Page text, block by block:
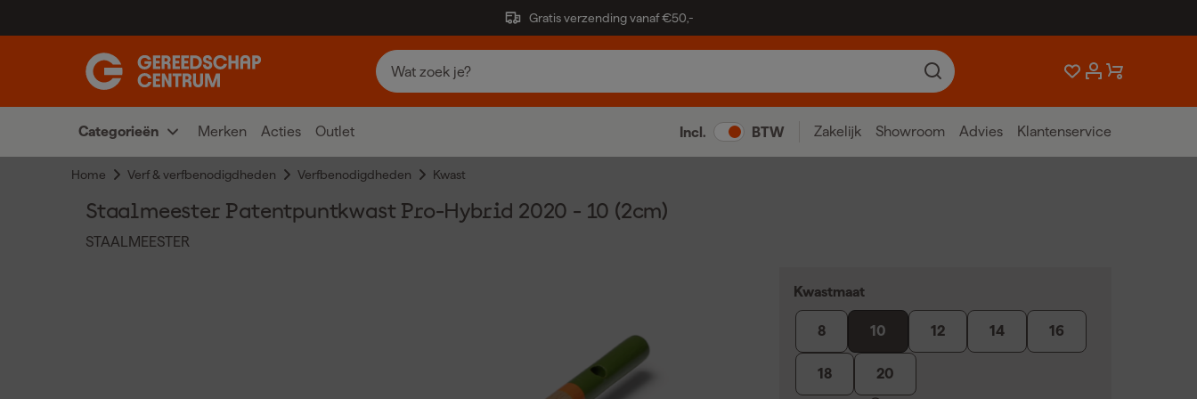
Gratis verzending vanaf €50,-
Categorieën Merken Acties Outlet Incl. BTW Zakelijk Showroom Advies Klantenservice
Home Verf & verfbenodigdheden Verfbenodigdheden Kwast
Staalmeester Patentpuntkwast Pro-Hybrid 2020 - 10 (2cm)
STAALMEESTER
Kwastmaat
8 10 12 14 16
18 20